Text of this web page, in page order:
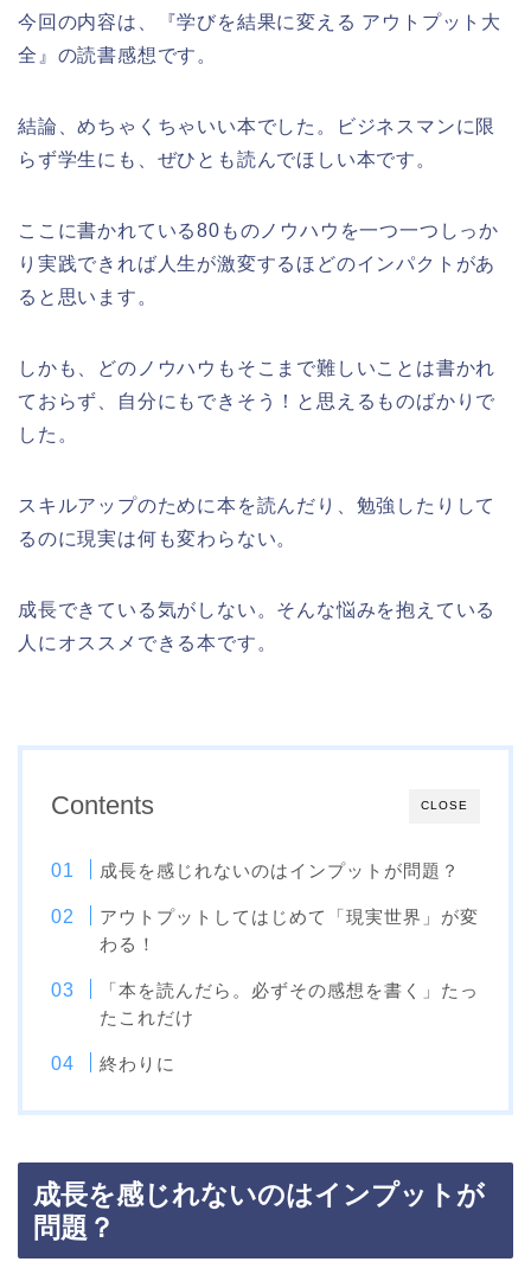
今回の内容は、『学びを結果に変える アウトプット大
全』の読書感想です。
結論、めちゃくちゃいい本でした。ビジネスマンに限
らず学生にも、ぜひとも読んでほしい本です。
ここに書かれている80ものノウハウを一つ一つしっか
り実践できれば人生が激変するほどのインパクトがあ
ると思います。
しかも、どのノウハウもそこまで難しいことは書かれ
ておらず、自分にもできそう！と思えるものばかりで
した。
スキルアップのために本を読んだり、勉強したりして
るのに現実は何も変わらない。
成長できている気がしない。そんな悩みを抱えている
人にオススメできる本です。
CLOSE
Contents
成長を感じれないのはインプットが問題？
アウトプットしてはじめて「現実世界」が変
わる！
「本を読んだら。必ずその感想を書く」たっ
たこれだけ
終わりに
成長を感じれないのはインプットが
問題？